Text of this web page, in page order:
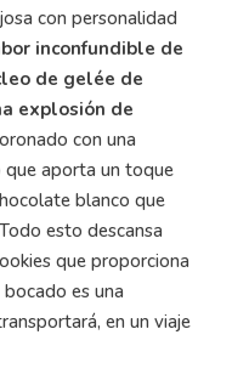
con personalidad
inconfundible de
de gelée de
explosión de
con una
aporta un toque
blanco que
esto descansa
que proporciona
es una
en un viaje